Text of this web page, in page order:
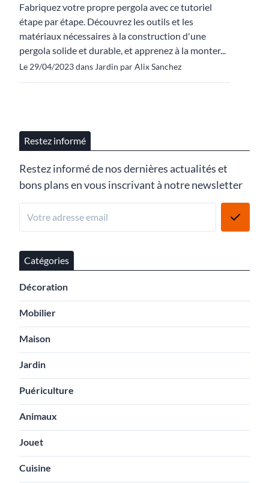
Fabriquez votre propre pergola avec ce tutoriel
étape par étape. Découvrez les outils et les
matériaux nécessaires à la construction d'une
pergola solide et durable, et apprenez à la monter...
Le 29/04/2023 dans Jardin par Alix Sanchez
Restez informé
Restez informé de nos dernières actualités et
bons plans en vous inscrivant à notre newsletter
Catégories
Décoration
Mobilier
Maison
Jardin
Puériculture
Animaux
Jouet
Cuisine